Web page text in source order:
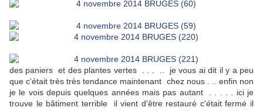
des paniers et des plantes vertes . . . .. je vous ai dit il y a peu
que c'était très très tendance maintenant chez nous . .. enfin non
je le vois depuis quelques années mais pas autant . . . . . ici je
trouve le bâtiment terrible il vient d'être restauré c'était fermé il